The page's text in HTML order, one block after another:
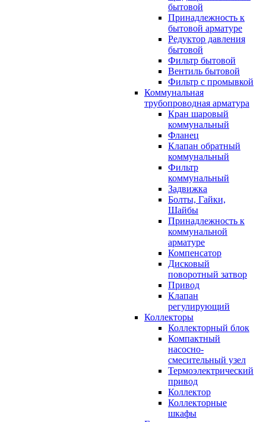
бытовой
Принадлежность к
бытовой арматуре
Редуктор давления
бытовой
Фильтр бытовой
Вентиль бытовой
Фильтр с промывкой
Коммунальная
трубопроводная арматура
Кран шаровый
коммунальный
Фланец
Клапан обратный
коммунальный
Фильтр
коммунальный
Задвижка
Болты, Гайки,
Шайбы
Принадлежность к
коммунальной
арматуре
Компенсатор
Дисковый
поворотный затвор
Привод
Клапан
регулирующий
Коллекторы
Коллекторный блок
Компактный
насосно-
смесительный узел
Термоэлектрический
привод
Коллектор
Коллекторные
шкафы